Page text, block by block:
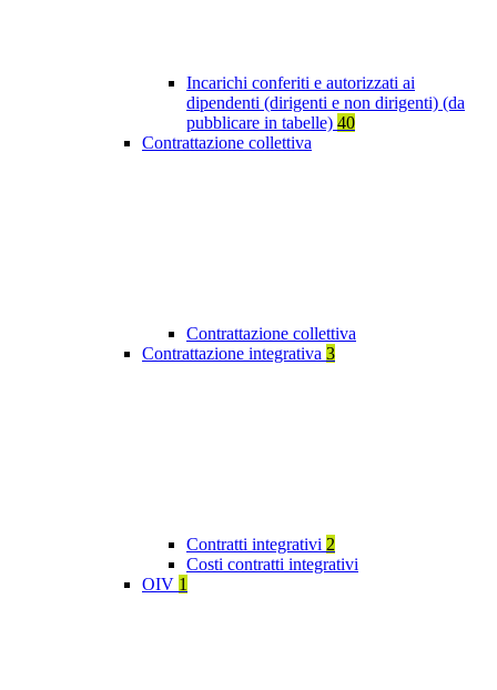
Incarichi conferiti e autorizzati ai
dipendenti (dirigenti e non dirigenti) (da
pubblicare in tabelle) 40
Contrattazione collettiva
Contrattazione collettiva
Contrattazione integrativa 3
Contratti integrativi 2
Costi contratti integrativi
OIV 1